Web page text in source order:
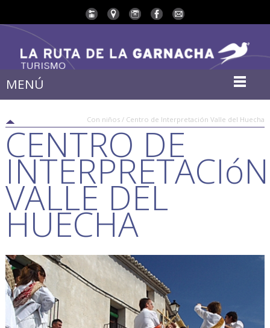
MENÚ
Con niños / Centro de Interpretación Valle del Huecha
CENTRO DE
INTERPRETACIóN
VALLE DEL
HUECHA